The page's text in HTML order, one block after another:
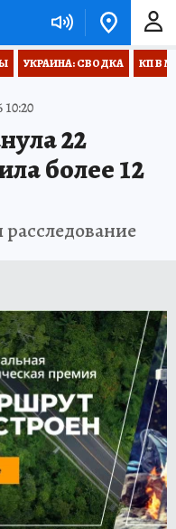
УКРАИНА: СВОДКА КП В
22
более 12